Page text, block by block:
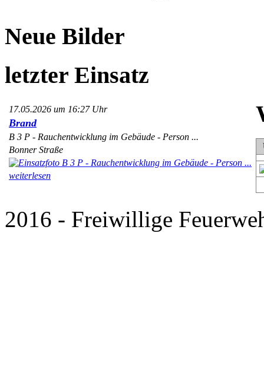
Neue Bilder
letzter Einsatz
17.05.2026 um 16:27 Uhr
Brand
B 3 P - Rauchentwicklung im Gebäude - Person ...
Bonner Straße
weiterlesen
2016 - Freiwillige